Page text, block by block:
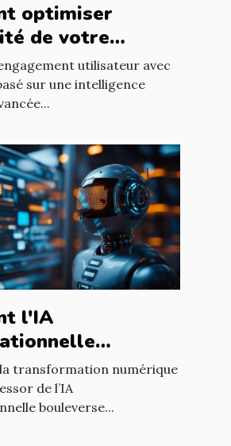
optimiser
de votre
pour
l'engagement
utilisateur avec
sur une intelligence
l'IA
l'expérience
sur les sites
la transformation numérique
de l’IA
bouleverse...